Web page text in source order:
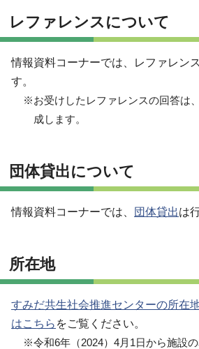
レファレンスについて
情報資料コーナーでは、レファレン
す。
※お受けしたレファレンスの回答は
成します。
団体貸出について
情報資料コーナーでは、 団体貸出は
所在地
すみだ共生社会推進センターの所在
はこちら をご覧ください。
※令和6年（2024）4月1日から施設